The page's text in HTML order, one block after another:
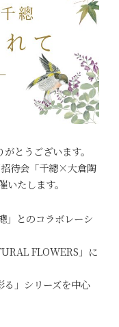
とうございます。
待会「千總×大倉陶
たします。
」とのコラボレーシ
FLOWERS」に
」シリーズを中心